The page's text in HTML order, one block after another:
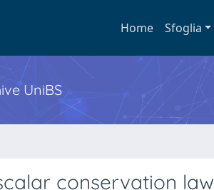
Home Sfoglia
UniBS
conservation law